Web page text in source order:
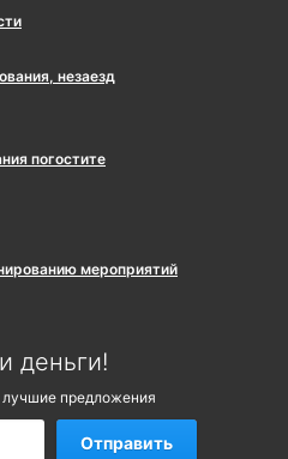
незаезд
погостите
мероприятий
деньги!
предложения
Отправить